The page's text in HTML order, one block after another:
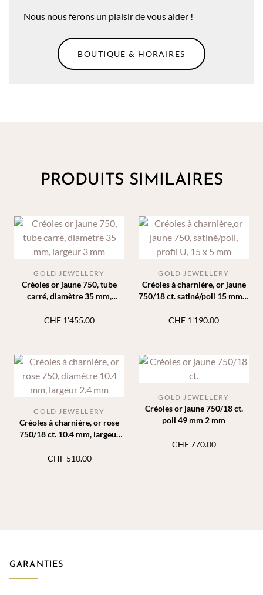
Nous nous ferons un plaisir de vous aider !
BOUTIQUE & HORAIRES
PRODUITS SIMILAIRES
Créoles or jaune 750, tube
carré, diamètre 35 mm,
GOLD JEWELLERY
CHF 1'455.00
Créoles à charnière, or jaune
750/18 ct. satiné/poli 15 mm 5
GOLD JEWELLERY
CHF 1'190.00
Créoles à charnière, or rose
750/18 ct. 10.4 mm, largeur
GOLD JEWELLERY
CHF510.00
Créoles or jaune 750/18 ct.
poli 49 mm 2 mm
GOLD JEWELLERY
CHF770.00
GARANTIES